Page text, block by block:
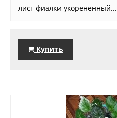
лист фиалки укорененный...
Купить